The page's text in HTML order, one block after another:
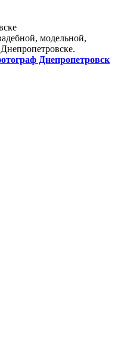
модельной,
Днепропетровск